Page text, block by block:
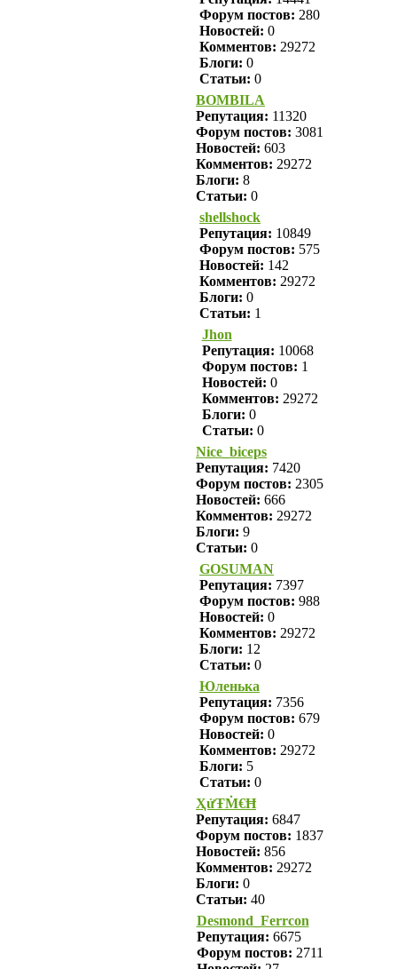
Форум постов: 280
Новостей: 0
Комментов: 29272
Блоги: 0
Статьи: 0
BOMBILA
Репутация: 11320
Форум постов: 3081
Новостей: 603
Комментов: 29272
Блоги: 8
Статьи: 0
shellshock
Репутация: 10849
Форум постов: 575
Новостей: 142
Комментов: 29272
Блоги: 0
Статьи: 1
Jhon
Репутация: 10068
Форум постов: 1
Новостей: 0
Комментов: 29272
Блоги: 0
Статьи: 0
Nice_biceps
Репутация: 7420
Форум постов: 2305
Новостей: 666
Комментов: 29272
Блоги: 9
Статьи: 0
GOSUMAN
Репутация: 7397
Форум постов: 988
Новостей: 0
Комментов: 29272
Блоги: 12
Статьи: 0
Юленька
Репутация: 7356
Форум постов: 679
Новостей: 0
Комментов: 29272
Блоги: 5
Статьи: 0
ҲửŦṀ€Ħ
Репутация: 6847
Форум постов: 1837
Новостей: 856
Комментов: 29272
Блоги: 0
Статьи: 40
Desmond_Ferrcon
Репутация: 6675
Форум постов: 2711